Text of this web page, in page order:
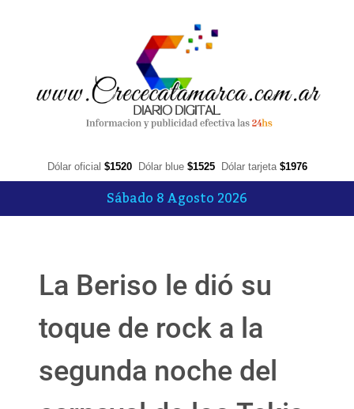
Dólar oficial $1520 Dólar blue $1525 Dólar tarjeta $1976
Sábado 8 Agosto 2026
La Beriso le dió su
toque de rock a la
segunda noche del